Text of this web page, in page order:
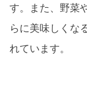
す。また、野菜
らに美味しくな
れています。